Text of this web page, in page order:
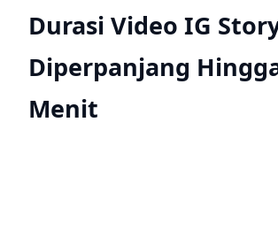
Durasi Video IG
Diperpanjang
Menit